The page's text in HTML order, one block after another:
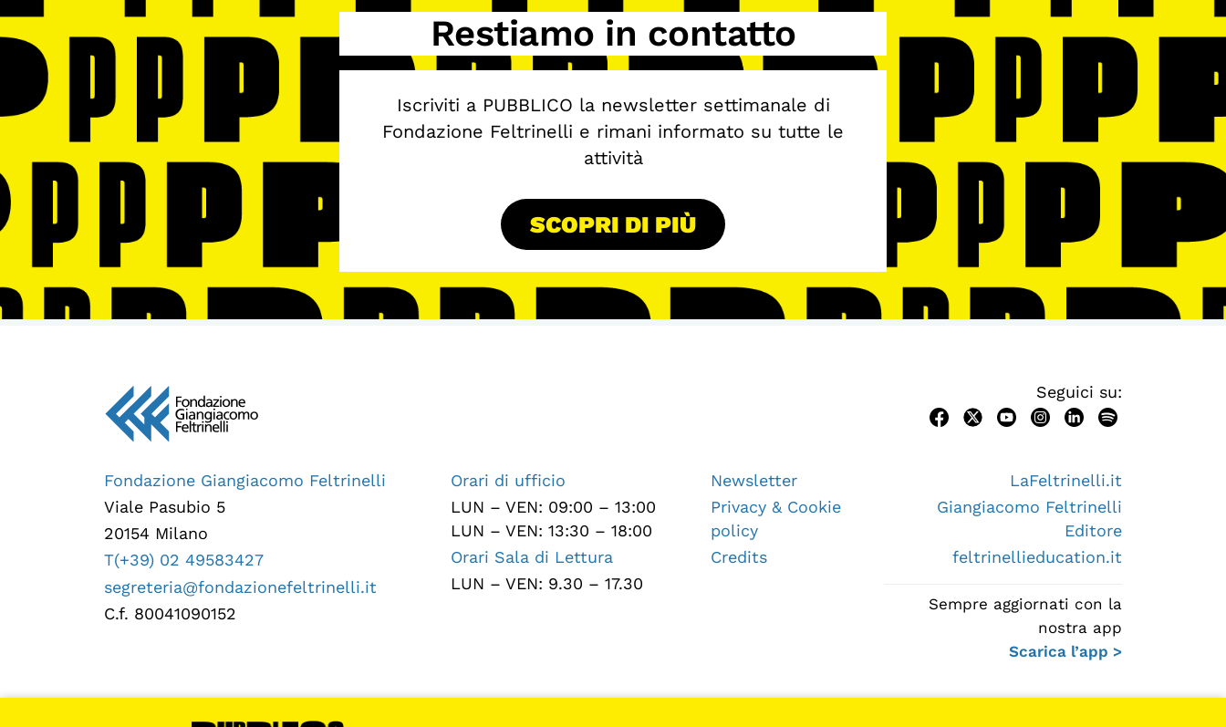
Restiamo in contatto
Iscriviti a PUBBLICO la newsletter settimanale di
Fondazione Feltrinelli e rimani informato su tutte le
attività
SCOPRI DI PIÙ
Seguici su:
Fondazione Giangiacomo Feltrinelli
Viale Pasubio 5
20154 Milano
T(+39) 02 49583427
segreteria@fondazionefeltrinelli.it
C.f. 80041090152
Orari di ufficio
LUN – VEN: 09:00 – 13:00
LUN – VEN: 13:30 – 18:00
Orari Sala di Lettura
LUN – VEN: 9.30 – 17.30
Newsletter
Privacy & Cookie
policy
Credits
LaFeltrinelli.it
Giangiacomo Feltrinelli
Editore
feltrinellieducation.it
Sempre aggiornati con la
nostra app
Scarica l’app >